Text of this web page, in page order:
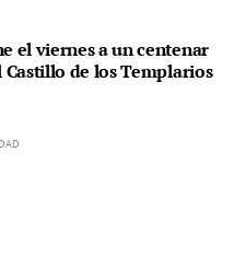
el viernes a un centenar
Castillo de los Templarios